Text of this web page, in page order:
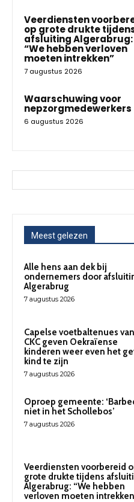
Veerdiensten
op grote drukte
afsluiting Algerabrug:
“We hebben verloven
moeten intrekken”
7 augustus 2026
Waarschuwing voor
nepzorgmedewerkers
6 augustus 2026
Meest gelezen
Alle hens aan dek bij
ondernemers door
Algerabrug
7 augustus 2026
Capelse voetbaltenues van
CKC geven Oekraïense
kinderen weer even het
kind te zijn
7 augustus 2026
Oproep gemeente:
niet in het Schollebos’
7 augustus 2026
Veerdiensten voorbereid
grote drukte tijdens
Algerabrug: “We hebben
verloven moeten